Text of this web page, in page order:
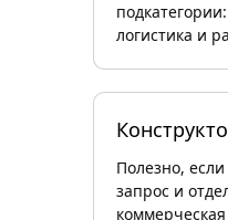
логистика и
Полезно,
запрос и